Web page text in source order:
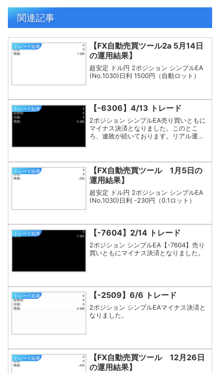
関連記事
トレード結果
【FX自動売買ツール2a 5月14日
の運用結果】
超安定 ドル円 2ポジション シンプルEA
(No.1030)日利 1500円（自動ロット）
トレード結果 【-6306】4/13 トレード
2ポジション シンプルEA売り買いともに
マイナス決済となりました。このとこ
ろ、連敗が続いております。リアル運用
トレード結果
【FX自動売買ツール 1月5日の
運用結果】
超安定 ドル円 2ポジション シンプルEA
(No.1030)日利 -230円（0.1ロット）
トレード結果 【-7604】2/14 トレード
2ポジション シンプルEA【-7604】売り
買いともにマイナス決済となりました。
トレード結果 【-2509】6/6 トレード
2ポジション シンプルEAマイナス決済と
なりました。
トレード結果
【FX自動売買ツール 12月26日
の運用結果】